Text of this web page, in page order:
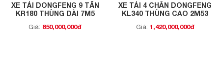
XE TẢI DONGFENG 9 TẤN
KR180 THÙNG DÀI 7M5
Giá: 850,000,000đ
XE TẢI 4 CHÂN DONGFENG
KL340 THÙNG CAO 2M53
Giá: 1,420,000,000đ